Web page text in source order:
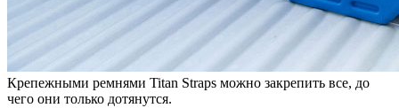
Крепежными ремнями Titan Straps можно закрепить все, до
чего они только дотянутся.